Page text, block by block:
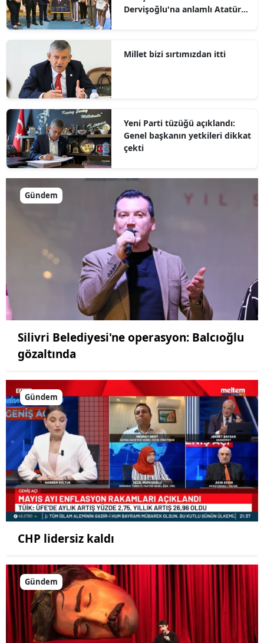
Dervişoğlu'na anlamlı Atatürk
Millet bizi sırtımızdan itti
Yeni Parti tüzüğü açıklandı:
Genel başkanın yetkileri dikkat
çekti
Gündem
Silivri Belediyesi'ne operasyon: Balcıoğlu
gözaltında
Gündem
CHP lidersiz kaldı
Gündem